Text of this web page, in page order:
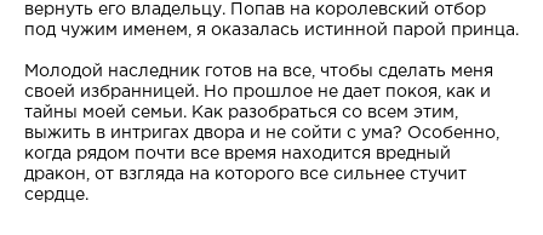
вернуть его владельцу. Попав на королевский отбор
под чужим именем, я оказалась истинной парой принца.
Молодой наследник готов на все, чтобы сделать меня
своей избранницей. Но прошлое не дает покоя, как и
тайны моей семьи. Как разобраться со всем этим,
выжить в интригах двора и не сойти с ума? Особенно,
когда рядом почти все время находится вредный
дракон, от взгляда на которого все сильнее стучит
сердце.